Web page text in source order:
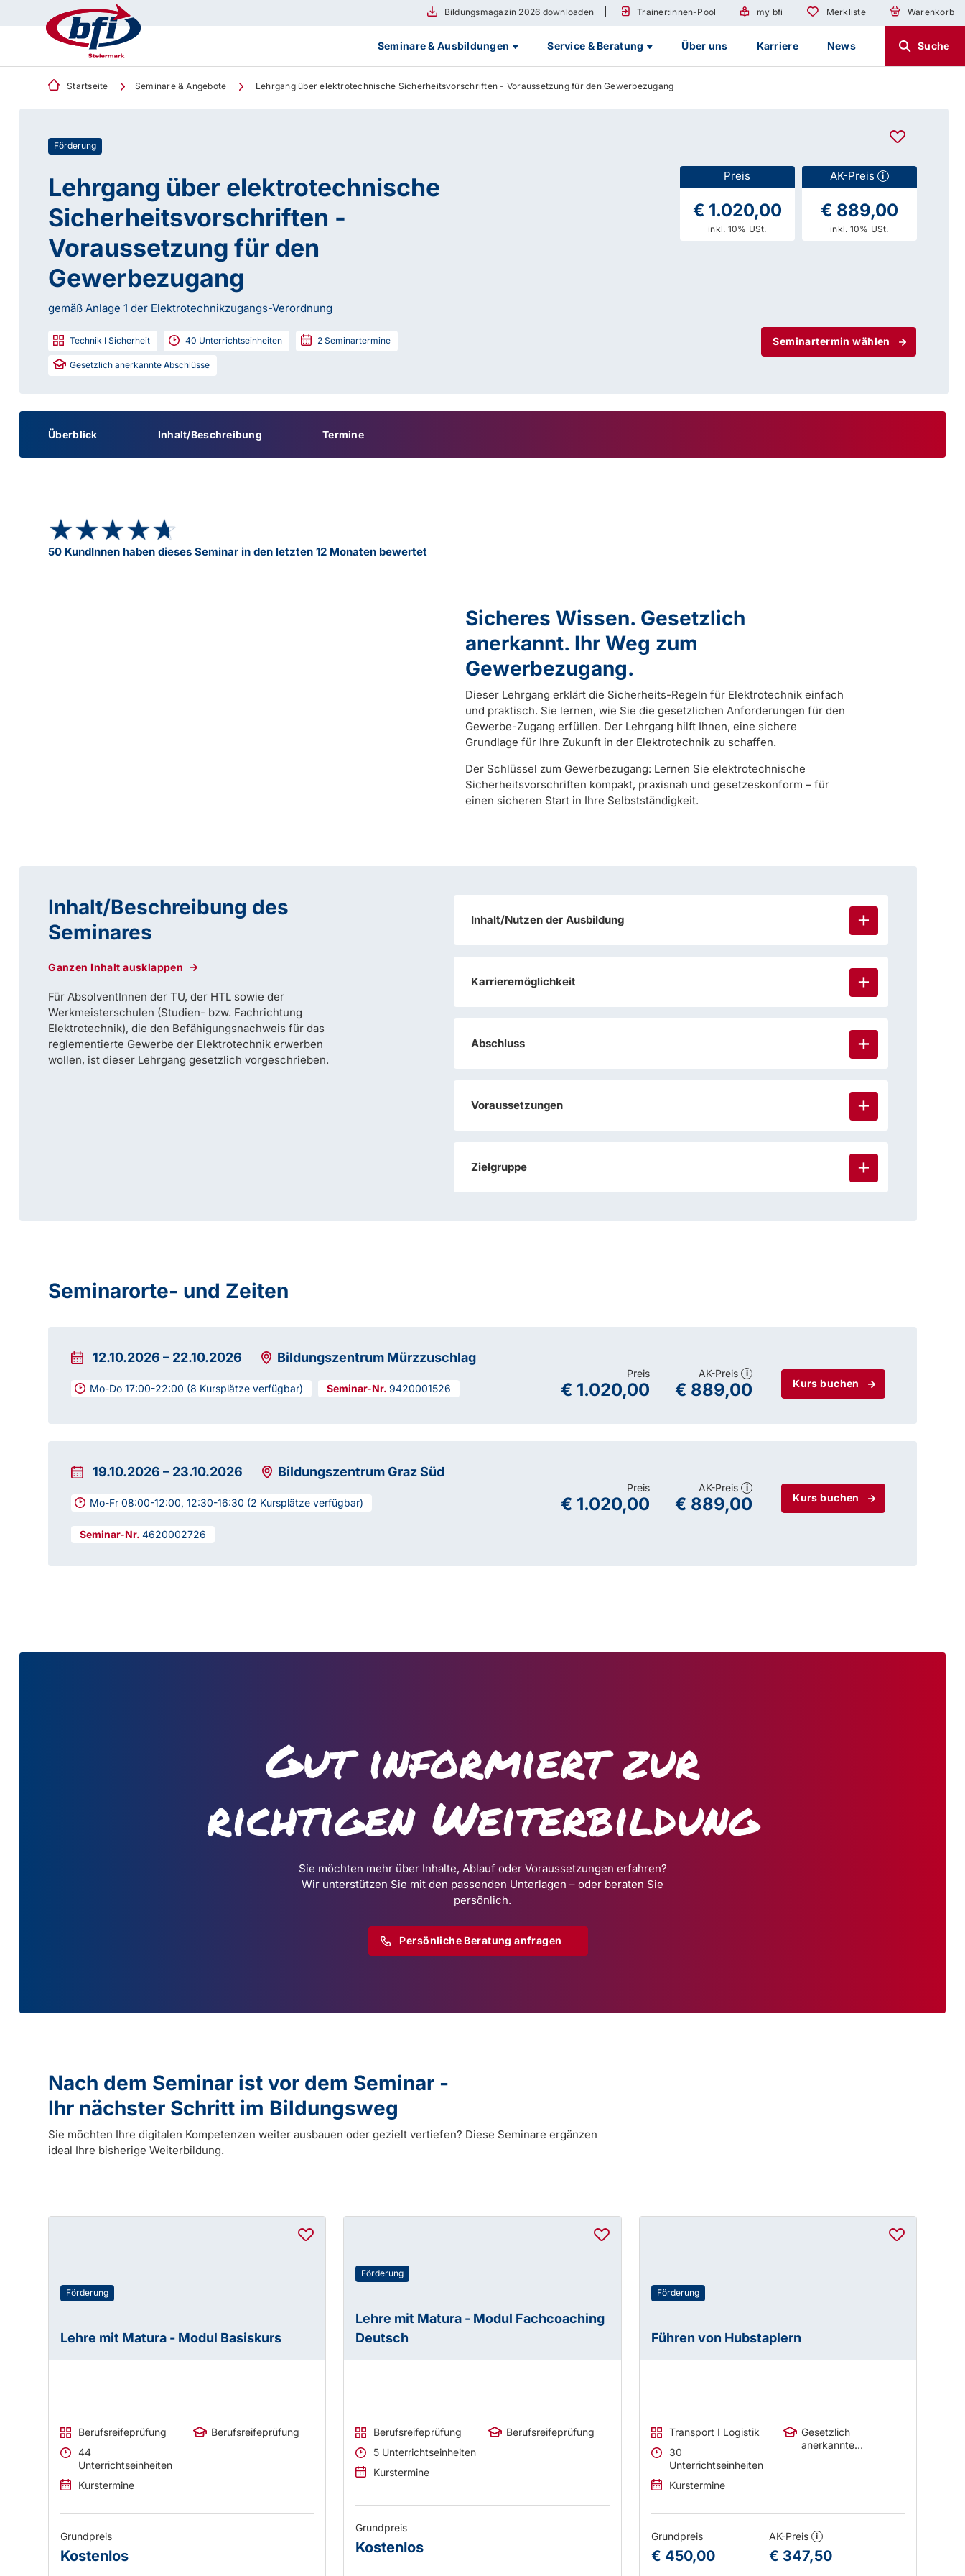
Bildungsmagazin 2026 downloaden Trainer:innen-Pool my bfi Merkliste Warenkorb
Seminare & Ausbildungen Service & Beratung Über uns Karriere News Suche
Startseite Seminare & Angebote Lehrgang über elektrotechnische Sicherheitsvorschriften - Voraussetzung für den Gewerbezugang
Förderung
Lehrgang über elektrotechnische
Sicherheitsvorschriften -
Voraussetzung für den
Gewerbezugang
gemäß Anlage 1 der Elektrotechnikzugangs-Verordnung
Technik I Sicherheit 40 Unterrichtseinheiten 2 Seminartermine
Gesetzlich anerkannte Abschlüsse
AK-Preis i
€ 889,00
inkl. 10% USt.
Preis
€ 1.020,00
inkl. 10% USt.
Seminartermin wählen
Überblick Inhalt/Beschreibung Termine
★★★★★
★★★★★
50 KundInnen haben dieses Seminar in den letzten 12 Monaten bewertet
Sicheres Wissen. Gesetzlich
anerkannt. Ihr Weg zum
Gewerbezugang.
Dieser Lehrgang erklärt die Sicherheits-Regeln für Elektrotechnik einfach
und praktisch. Sie lernen, wie Sie die gesetzlichen Anforderungen für den
Gewerbe-Zugang erfüllen. Der Lehrgang hilft Ihnen, eine sichere
Grundlage für Ihre Zukunft in der Elektrotechnik zu schaffen.
Der Schlüssel zum Gewerbezugang: Lernen Sie elektrotechnische
Sicherheitsvorschriften kompakt, praxisnah und gesetzeskonform – für
einen sicheren Start in Ihre Selbstständigkeit.
Inhalt/Beschreibung des
Seminares
Ganzen Inhalt ausklappen
Für AbsolventInnen der TU, der HTL sowie der
Werkmeisterschulen (Studien- bzw. Fachrichtung
Elektrotechnik), die den Befähigungsnachweis für das
reglementierte Gewerbe der Elektrotechnik erwerben
wollen, ist dieser Lehrgang gesetzlich vorgeschrieben.
Inhalt/Nutzen der Ausbildung
Karrieremöglichkeit
Abschluss
Voraussetzungen
Zielgruppe
Seminarorte- und Zeiten
12.10.2026 – 22.10.2026 Bildungszentrum Mürzzuschlag
Mo-Do 17:00-22:00 (8 Kursplätze verfügbar) 9420001526 Kurs buchen
AK-Preis i
€ 889,00
Preis
€ 1.020,00
19.10.2026 – 23.10.2026 Bildungszentrum Graz Süd
Mo-Fr 08:00-12:00, 12:30-16:30 (2 Kursplätze verfügbar)
4620002726
Kurs buchen
AK-Preis i
€ 889,00
Preis
€ 1.020,00
Gut informiert zur
richtigen Weiterbildung
Sie möchten mehr über Inhalte, Ablauf oder Voraussetzungen erfahren?
Wir unterstützen Sie mit den passenden Unterlagen – oder beraten Sie
persönlich.
Persönliche Beratung anfragen
Nach dem Seminar ist vor dem Seminar -
Ihr nächster Schritt im Bildungsweg
Sie möchten Ihre digitalen Kompetenzen weiter ausbauen oder gezielt vertiefen? Diese Seminare ergänzen
ideal Ihre bisherige Weiterbildung.
Förderung
Lehre mit Matura - Modul Basiskurs
Berufsreifeprüfung
44
Unterrichtseinheiten
Kurstermine
Berufsreifeprüfung
Grundpreis
Kostenlos
Förderung
Lehre mit Matura - Modul Fachcoaching
Deutsch
Berufsreifeprüfung
5 Unterrichtseinheiten
Kurstermine
Berufsreifeprüfung
Grundpreis
Kostenlos
Förderung
Führen von Hubstaplern
Transport I Logistik
30
Unterrichtseinheiten
Kurstermine
Gesetzlich
anerkannte
Grundpreis
€ 450,00
AK-Preis i
€ 347,50